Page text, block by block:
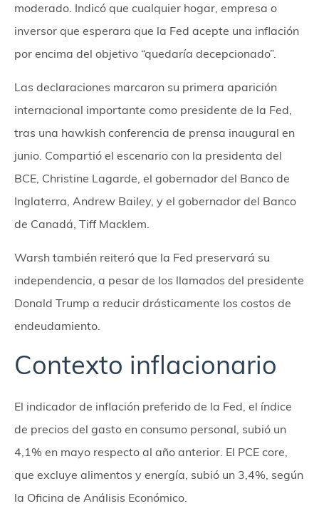
moderado. Indicó que cualquier hogar, empresa o
inversor que esperara que la Fed acepte una inflación
por encima del objetivo “quedaría decepcionado”.
Las declaraciones marcaron su primera aparición
internacional importante como presidente de la Fed,
tras una hawkish conferencia de prensa inaugural en
junio. Compartió el escenario con la presidenta del
BCE, Christine Lagarde, el gobernador del Banco de
Inglaterra, Andrew Bailey, y el gobernador del Banco
de Canadá, Tiff Macklem.
Warsh también reiteró que la Fed preservará su
independencia, a pesar de los llamados del presidente
Donald Trump a reducir drásticamente los costos de
endeudamiento.
Contexto inflacionario
El indicador de inflación preferido de la Fed, el índice
de precios del gasto en consumo personal, subió un
4,1% en mayo respecto al año anterior. El PCE core,
que excluye alimentos y energía, subió un 3,4%, según
la Oficina de Análisis Económico.